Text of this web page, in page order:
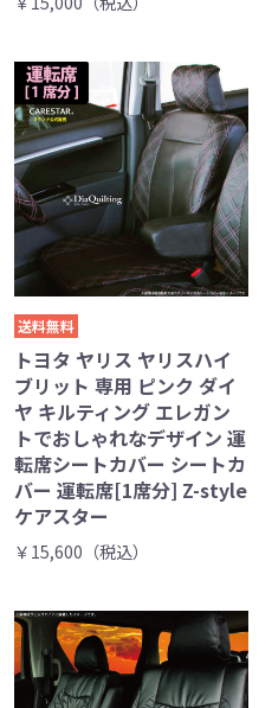
送料無料
トヨタ ヤリス ヤリスハイ
ブリット 専用 ピンク ダイ
ヤ キルティング エレガン
トでおしゃれなデザイン 運
転席シートカバー シートカ
バー 運転席[1席分] Z-style
ケアスター
￥15,600（税込）